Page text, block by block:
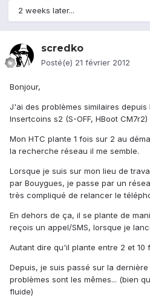
2 weeks later...
scredko
Posté(e) 21 février 2012
Bonjour,
J'ai des problèmes similaires depuis
Insertcoins s2 (S-OFF, HBoot CM7r2)
Mon HTC plante 1 fois sur 2 au
la recherche réseau il me semble.
Lorsque je suis sur mon lieu de
par Bouygues, je passe par un
très compliqué de relancer le
En dehors de ça, il se plante de
reçois un appel/SMS, lorsque je
Autant dire qu'il plante entre 2 et 10
Depuis, je suis passé sur la
problèmes sont les mêmes... (bien
fluide)